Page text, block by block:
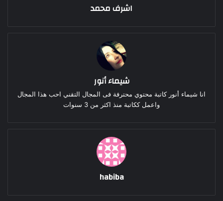
اشرف محمد
شيماء أنور
انا شيماء أنور كاتبة محتوي محترفة فى المجال التقني احب هذا المجال
واعمل ككاتبة منذ اكثر من 3 سنوات
habiba